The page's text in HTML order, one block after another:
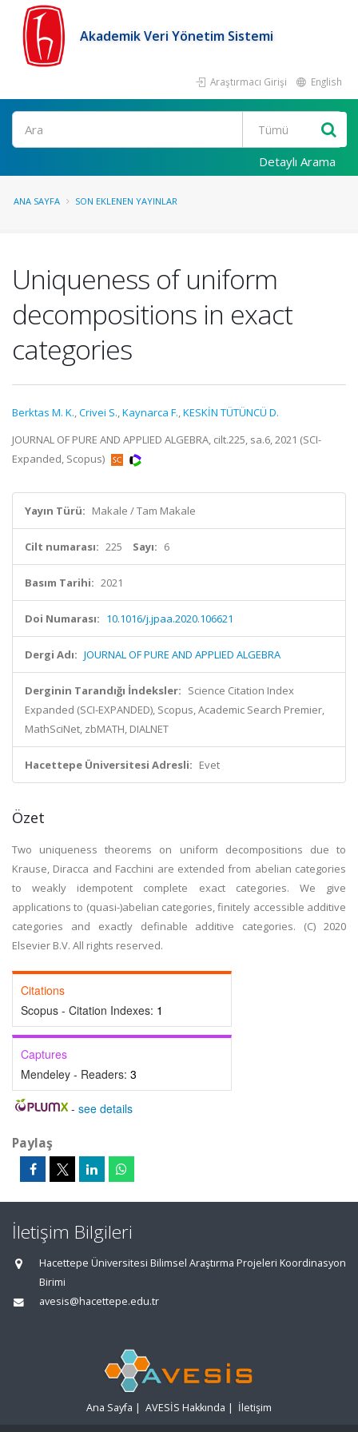
Akademik Veri Yönetim Sistemi
Araştırmacı Girişi English
Ara
Detaylı Arama
ANA SAYFA SON EKLENEN YAYINLAR
Uniqueness of uniform
decompositions in exact
categories
Berktas M. K.,Crivei S.,Kaynarca F.,KESKİN TÜTÜNCÜ D.
JOURNAL OF PURE AND APPLIED ALGEBRA, cilt.225, sa.6, 2021 (SCI-
Expanded, Scopus)
Yayın Türü: Makale / Tam Makale
Cilt numarası: 225 Sayı: 6
Basım Tarihi: 2021
Doi Numarası: 10.1016/j.jpaa.2020.106621
Dergi Adı: JOURNAL OF PURE AND APPLIED ALGEBRA
Derginin Tarandığı İndeksler: Science Citation Index
Expanded (SCI-EXPANDED), Scopus, Academic Search Premier,
MathSciNet, zbMATH, DIALNET
Hacettepe Üniversitesi Adresli: Evet
Özet
Two uniqueness theorems on uniform decompositions due to
Krause, Diracca and Facchini are extended from abelian categories
to weakly idempotent complete exact categories. We give
applications to (quasi-)abelian categories, finitely accessible additive
categories and exactly definable additive categories. (C) 2020
Elsevier B.V. All rights reserved.
Citations
Scopus - Citation Indexes: 1
Captures
Mendeley - Readers: 3
- see details
Paylaş
İletişim Bilgileri
Hacettepe Üniversitesi Bilimsel Araştırma Projeleri Koordinasyon
Birimi
avesis@hacettepe.edu.tr
Ana Sayfa | AVESİS Hakkında | İletişim